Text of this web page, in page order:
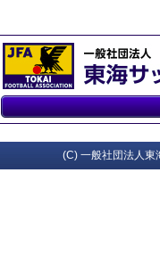
(C) 一般社団法人